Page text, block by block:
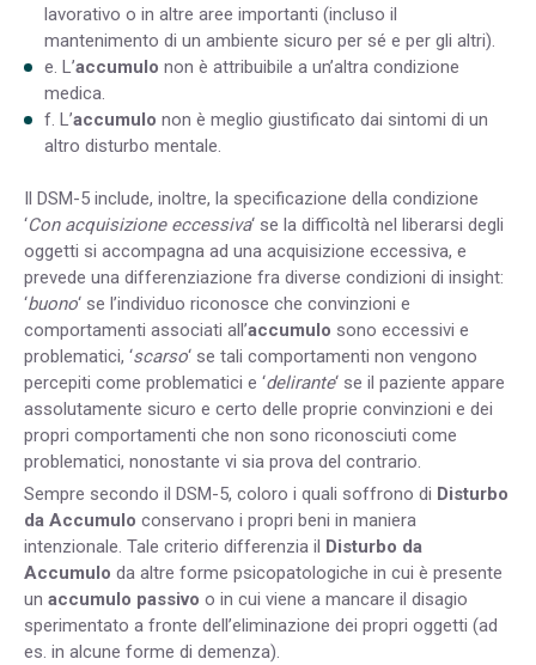
lavorativo o in altre aree importanti (incluso il
mantenimento di un ambiente sicuro per sé e per gli altri).
e. L’accumulo non è attribuibile a un’altra condizione
medica.
f. L’accumulo non è meglio giustificato dai sintomi di un
altro disturbo mentale.
Il DSM-5 include, inoltre, la specificazione della condizione
‘Con acquisizione eccessiva‘ se la difficoltà nel liberarsi degli
oggetti si accompagna ad una acquisizione eccessiva, e
prevede una differenziazione fra diverse condizioni di insight:
‘buono‘ se l’individuo riconosce che convinzioni e
comportamenti associati all’accumulo sono eccessivi e
problematici, ‘scarso‘ se tali comportamenti non vengono
percepiti come problematici e ‘delirante‘ se il paziente appare
assolutamente sicuro e certo delle proprie convinzioni e dei
propri comportamenti che non sono riconosciuti come
problematici, nonostante vi sia prova del contrario.
Sempre secondo il DSM-5, coloro i quali soffrono di Disturbo
da Accumulo conservano i propri beni in maniera
intenzionale. Tale criterio differenzia il
Disturbo da
Accumulo da altre forme psicopatologiche in cui è presente
un accumulo passivo o in cui viene a mancare il disagio
sperimentato a fronte dell’eliminazione dei propri oggetti (ad
es. in alcune forme di demenza).